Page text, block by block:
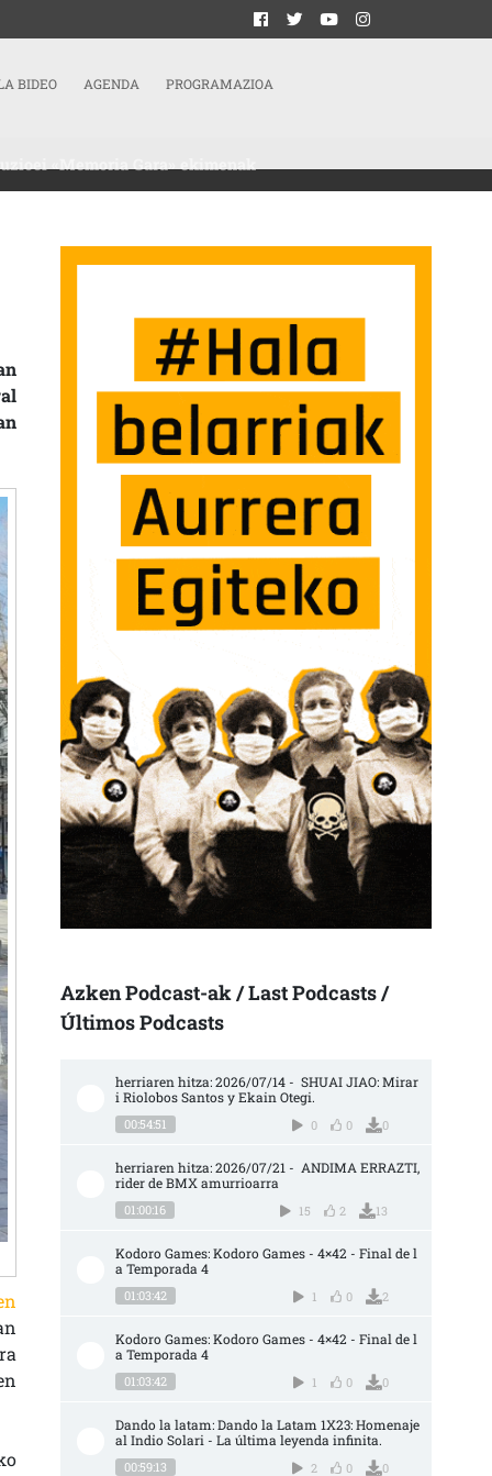
BIDEO AGENDA PROGRAMAZIOA
«Memoria Gara» ekimenak
ZENTROARI BULTZADA EMATEA EXIJITU DIE INSTITUZIOEI «MEMORIA
Azken Podcast-ak / Last Podcasts /
Últimos Podcasts
herriaren hitza: 2026/07/14 -  SHUAI JIAO: Mirar
i Riolobos Santos y Ekain Otegi.
00:54:51 0 0 0
herriaren hitza: 2026/07/21 -  ANDIMA ERRAZTI,
rider de BMX amurrioarra
01:00:16 15 2 13
Kodoro Games: Kodoro Games - 4×42 - Final de l
a Temporada 4
01:03:42 1 0 2
Kodoro Games: Kodoro Games - 4×42 - Final de l
a Temporada 4
01:03:42 1 0 0
Dando la latam: Dando la Latam 1X23: Homenaje
al Indio Solari - La última leyenda infinita.
00:59:13 2 0 0